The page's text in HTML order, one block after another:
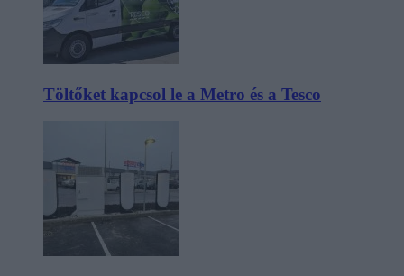
Töltőket kapcsol le a Metro és a Tesco